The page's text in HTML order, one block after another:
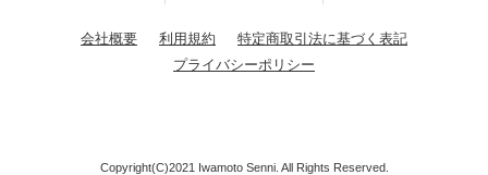
会社概要 利用規約
特定商取引法に基づく表記
プライバシーポリシー
Copyright(C)2021 Iwamoto Senni. All Rights Reserved.